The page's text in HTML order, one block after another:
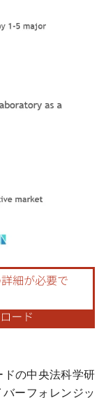
示が必要です。
ドの中央法科学研
ーフォレンジッ